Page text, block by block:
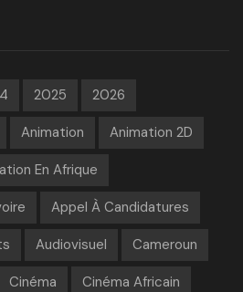
2025 2026
Animation Animation 2D
En Afrique
Appel À Candidatures
Audiovisuel Cameroun
Cinéma Cinéma Africain